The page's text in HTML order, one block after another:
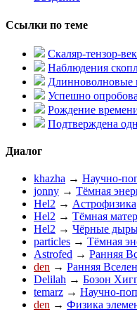
Ссылки по теме
Скаляр-тензор-
Наблюдения
Длинноволновые
Успешно
Рождение
Подтверждена
Диалог
khazha → Научно-
jonny → Тёмная
Hel2 → Астрофизика
Hel2 → Тёмная
Hel2 → Чёрные
particles → Тёмная
Astrofed → Ранняя
den → Ранняя
Delilah → Бозон
temarz → Научно-
den → Физика